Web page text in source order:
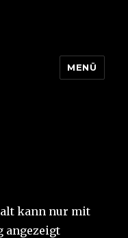
MENÜ
kann nur mit
angezeigt